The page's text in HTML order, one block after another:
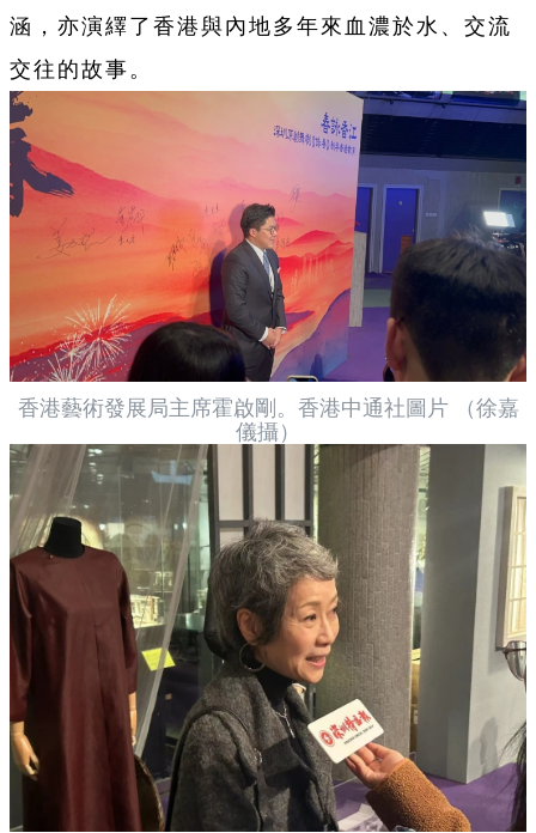
涵，亦演繹了香港與內地多年來血濃於水、交流
交往的故事。
香港藝術發展局主席霍啟剛。香港中通社圖片 （徐嘉
儀攝）